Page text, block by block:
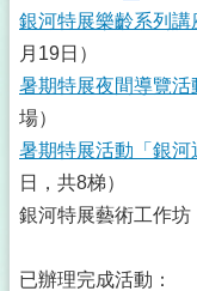
銀河特展樂齡系列講
月19日）
暑期特展夜間導覽活
場）
暑期特展活動「銀河
日，共8梯）
銀河特展藝術工作坊
已辦理完成活動：